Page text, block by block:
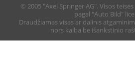
© 2005 "Axel Springer AG". Visos
pagal "Auto Bild"
Draudžiamas visas ar dalinis
nors kalba be išankstinio